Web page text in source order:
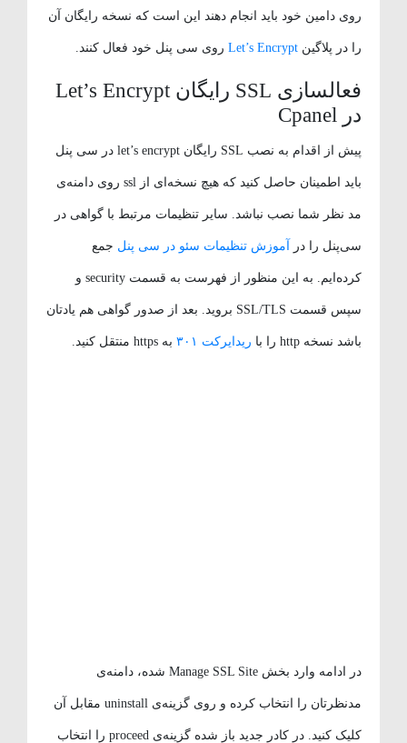
روی دامین خود باید انجام دهند این است که نسخه رایگان آن
را در پلاگینLet’s Encrypt روی سی پنل خود فعال کنند.
فعالسازی SSL رایگان Let’s Encrypt
در Cpanel
پیش از اقدام به نصب SSL رایگان let’s encrypt در سی پنل
باید اطمینان حاصل کنید که هیچ نسخه‌ای از ssl روی دامنه‌ی
مد نظر شما نصب نباشد. سایر تنظیمات مرتبط با گواهی در
سی‌پنل را درآموزش تنظیمات سئو در سی پنلجمع
کرده‌ایم. به این منظور از فهرست به قسمت security و
سپس قسمت SSL/TLS بروید. بعد از صدور گواهی هم یادتان
باشد نسخه http را با ریدایرکت ۳۰۱ به https منتقل کنید.
در ادامه وارد بخش Manage SSL Site شده، دامنه‌ی
مدنظرتان را انتخاب کرده و روی گزینه‌ی uninstall مقابل آن
کلیک کنید. در کادر جدید باز شده گزینه‌ی proceed را انتخاب